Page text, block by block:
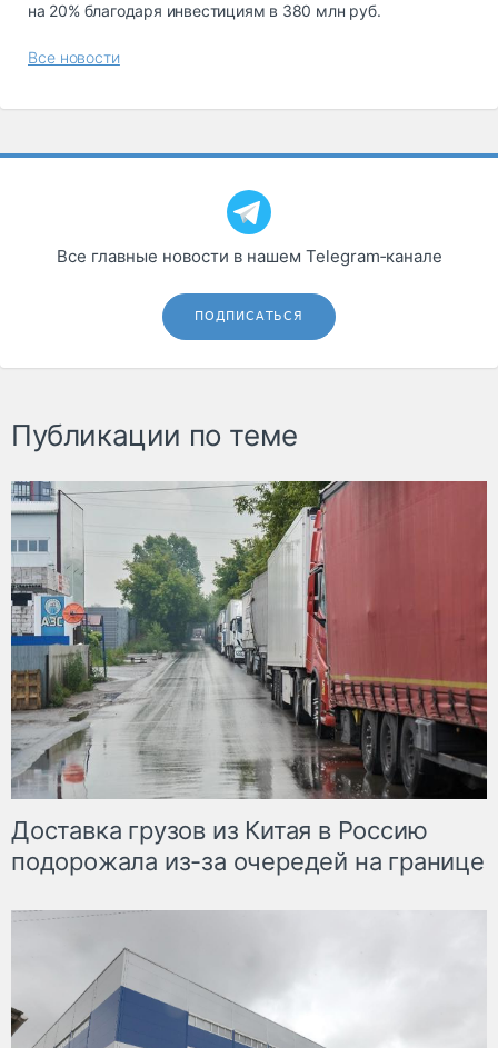
на 20% благодаря инвестициям в 380 млн руб.
Все новости
Все главные новости в нашем Telegram‑канале
ПОДПИСАТЬСЯ
Публикации по теме
Доставка грузов из Китая в Россию
подорожала из-за очередей на границе